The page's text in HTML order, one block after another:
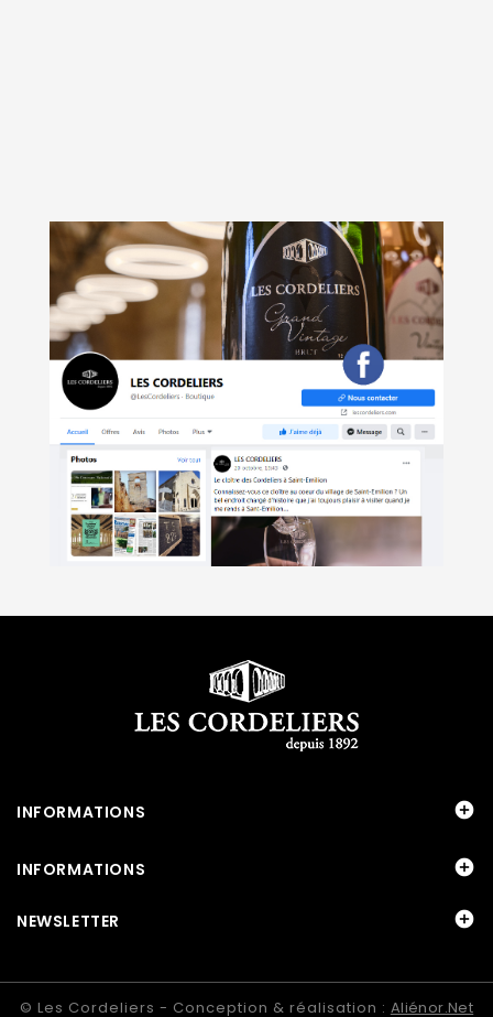
INFORMATIONS 
INFORMATIONS 
NEWSLETTER 
© Les Cordeliers - Conception & réalisation : Aliénor.net